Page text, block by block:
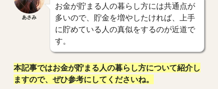
あさみ
お金が貯まる人の暮らし方には共通点が
多いので、貯金を増やしたければ、上手
に貯めている人の真似をするのが近道で
す。
本記事ではお金が貯まる人の暮らし方について紹介し
ますので、ぜひ参考にしてくださいね。